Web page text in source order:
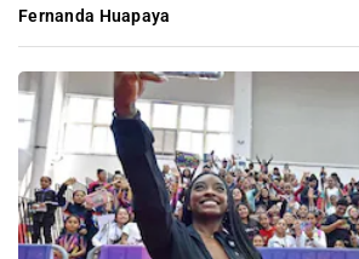
Fernanda Huapaya